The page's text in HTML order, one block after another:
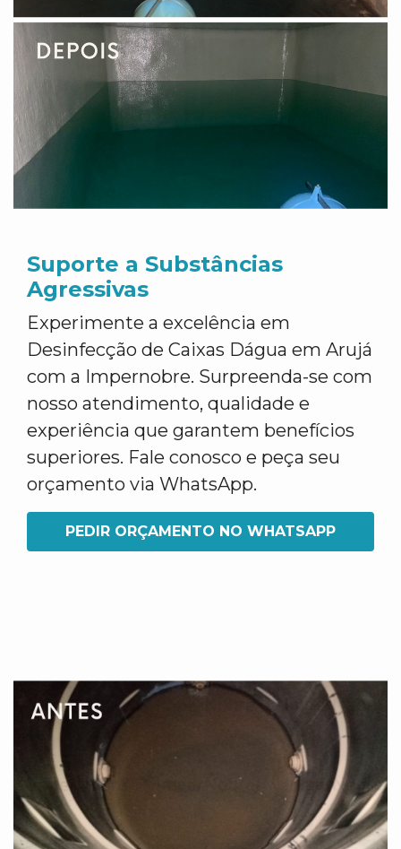
Suporte a Substâncias
Agressivas
Experimente a excelência em
Desinfecção de Caixas Dágua em Arujá
com a Impernobre. Surpreenda-se com
nosso atendimento, qualidade e
experiência que garantem benefícios
superiores. Fale conosco e peça seu
orçamento via WhatsApp.
PEDIR ORÇAMENTO NO WHATSAPP